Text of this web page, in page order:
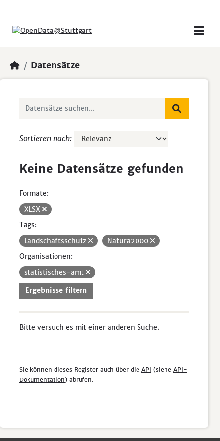
Datensätze
Sortieren nach
Keine Datensätze gefunden
Formate:
XLSX
Tags:
Landschaftsschutz
Natura2000
Organisationen:
statistisches-amt
Ergebnisse filtern
Bitte versuch es mit einer anderen Suche.
Sie können dieses Register auch über die API (siehe API-
Dokumentation) abrufen.